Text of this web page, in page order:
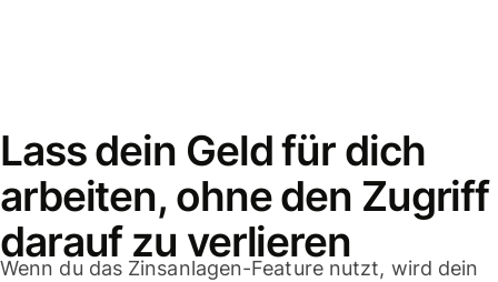
Lass dein Geld für dich
arbeiten, ohne den Zugriff
darauf zu verlieren
Wenn du das Zinsanlagen-Feature nutzt, wird dein